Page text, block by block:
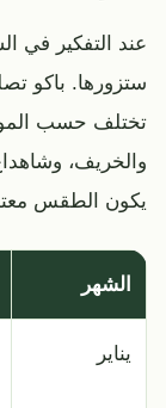
عند التفكير في
ستزورها. باكو
تختلف حسب
والخريف،
يكون الطقس
الشهر
يناير